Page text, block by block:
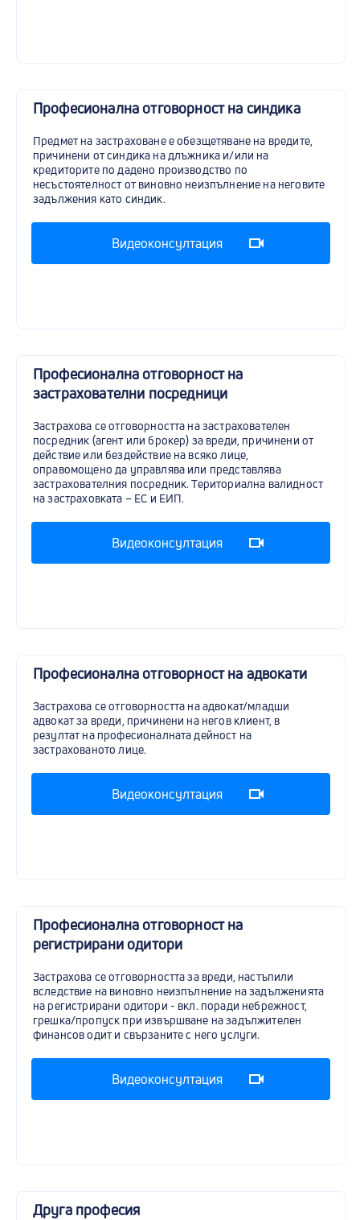
Професионална отговорност на синдика
Предмет на застраховане е обезщетяване на вредите,
причинени от синдика на длъжника и/или на
кредиторите по дадено производство по
несъстоятелност от виновно неизпълнение на неговите
задължения като синдик.
Видеоконсултация
Професионална отговорност на
застрахователни посредници
Застрахова се отговорността на застрахователен
посредник (агент или брокер) за вреди, причинени от
действие или бездействие на всяко лице,
оправомощено да управлява или представлява
застрахователния посредник. Териториална валидност
на застраховката – ЕС и ЕИП.
Видеоконсултация
Професионална отговорност на адвокати
Застрахова се отговорността на адвокат/младши
адвокат за вреди, причинени на негов клиент, в
резултат на професионалната дейност на
застрахованото лице.
Видеоконсултация
Професионална отговорност на
регистрирани одитори
Застрахова се отговорността за вреди, настъпили
вследствие на виновно неизпълнение на задълженията
на регистрирани одитори - вкл. поради небрежност,
грешка/пропуск при извършване на задължителен
финансов одит и свързаните с него услуги.
Видеоконсултация
Друга професия